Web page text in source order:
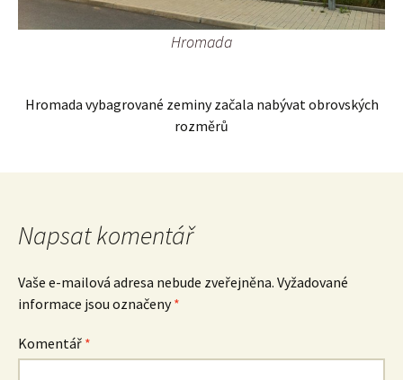
Hromada
Hromada vybagrované zeminy začala nabývat obrovských
rozměrů
Napsat komentář
Vaše e-mailová adresa nebude zveřejněna. Vyžadované
informace jsou označeny*
Komentář *